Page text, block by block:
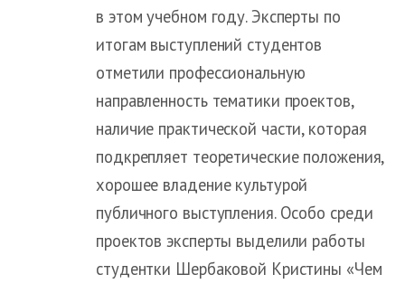
в этом учебном году. Эксперты по
итогам выступлений студентов
отметили профессиональную
направленность тематики проектов,
наличие практической части, которая
подкрепляет теоретические положения,
хорошее владение культурой
публичного выступления. Особо среди
проектов эксперты выделили работы
студентки Шербаковой Кристины «Чем